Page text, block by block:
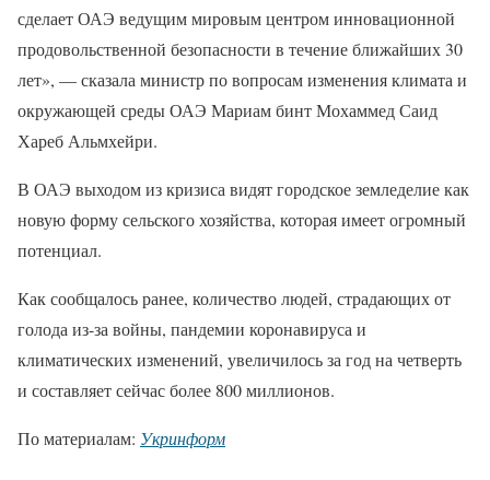
сделает ОАЭ ведущим мировым центром инновационной
продовольственной безопасности в течение ближайших 30
лет», — сказала министр по вопросам изменения климата и
окружающей среды ОАЭ Мариам бинт Мохаммед Саид
Хареб Альмхейри.
В ОАЭ выходом из кризиса видят городское земледелие как
новую форму сельского хозяйства, которая имеет огромный
потенциал.
Как сообщалось ранее, количество людей, страдающих от
голода из-за войны, пандемии коронавируса и
климатических изменений, увеличилось за год на четверть
и составляет сейчас более 800 миллионов.
По материалам: Укринформ